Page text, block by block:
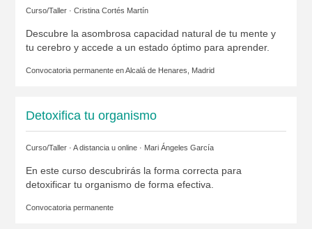
Curso/Taller · Cristina Cortés Martín
Descubre la asombrosa capacidad natural de tu mente y
tu cerebro y accede a un estado óptimo para aprender.
Convocatoria permanente enAlcalá de Henares, Madrid
Detoxifica tu organismo
Curso/Taller · A distancia u online · Mari Ángeles García
En este curso descubrirás la forma correcta para
detoxificar tu organismo de forma efectiva.
Convocatoria permanente